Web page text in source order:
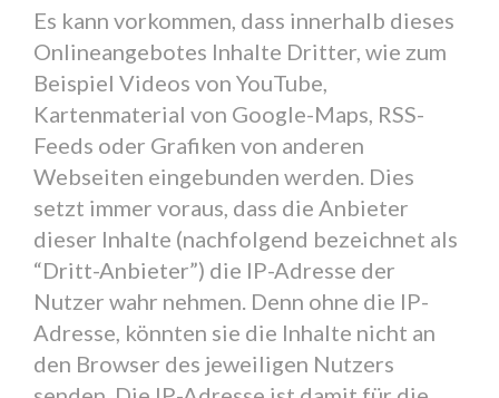
Es kann vorkommen, dass innerhalb dieses
Onlineangebotes Inhalte Dritter, wie zum
Beispiel Videos von YouTube,
Kartenmaterial von Google-Maps, RSS-
Feeds oder Grafiken von anderen
Webseiten eingebunden werden. Dies
setzt immer voraus, dass die Anbieter
dieser Inhalte (nachfolgend bezeichnet als
“Dritt-Anbieter”) die IP-Adresse der
Nutzer wahr nehmen. Denn ohne die IP-
Adresse, könnten sie die Inhalte nicht an
den Browser des jeweiligen Nutzers